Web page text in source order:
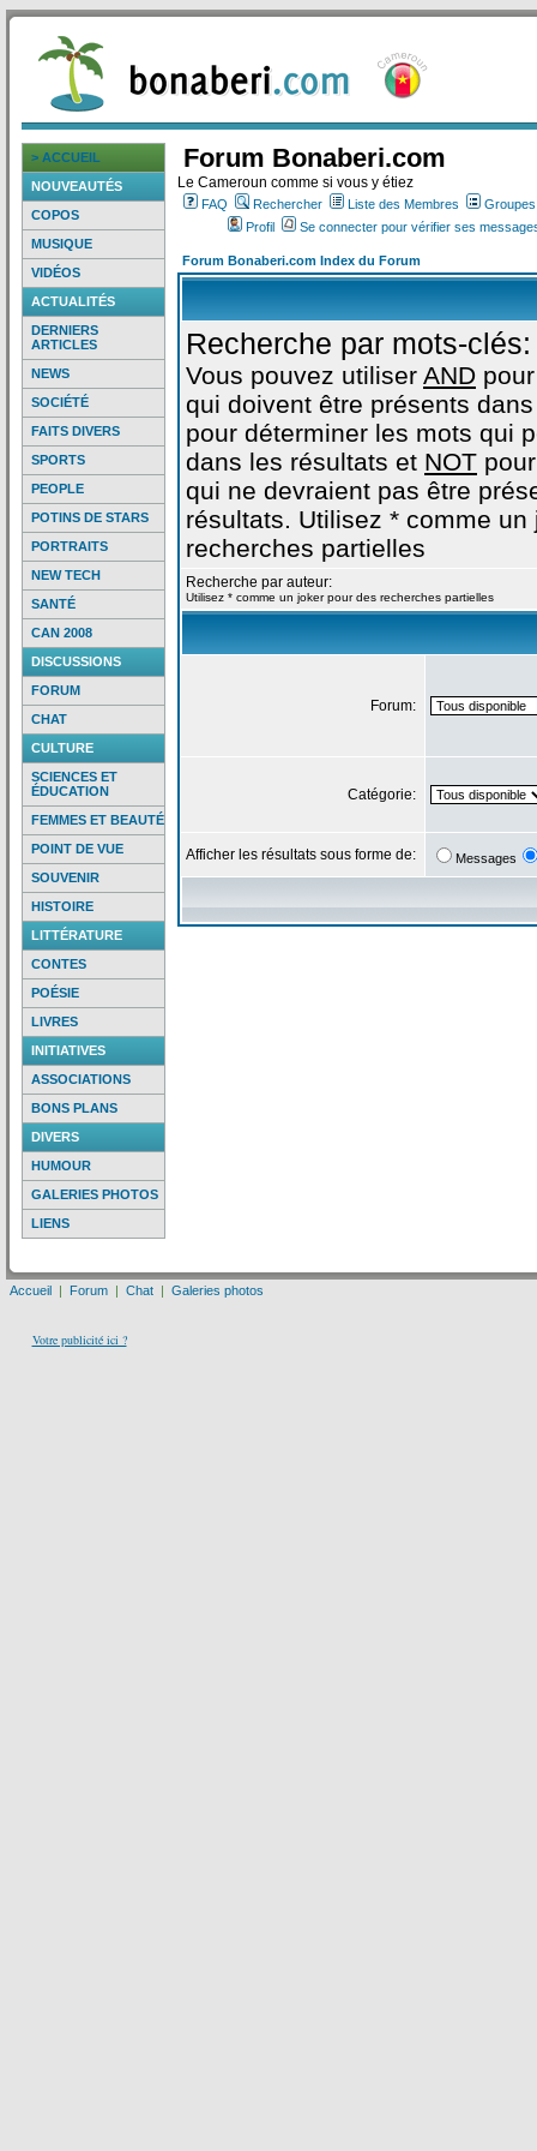
> ACCUEIL
NOUVEAUTÉS
COPOS
MUSIQUE
VIDÉOS
ACTUALITÉS
DERNIERS
ARTICLES
NEWS
SOCIÉTÉ
FAITS DIVERS
SPORTS
PEOPLE
POTINS DE STARS
PORTRAITS
NEW TECH
SANTÉ
CAN 2008
DISCUSSIONS
FORUM
CHAT
CULTURE
SCIENCES ET
ÉDUCATION
FEMMES ET BEAUTÉ
POINT DE VUE
SOUVENIR
HISTOIRE
LITTÉRATURE
CONTES
POÉSIE
LIVRES
INITIATIVES
ASSOCIATIONS
BONS PLANS
DIVERS
HUMOUR
GALERIES PHOTOS
LIENS
Forum Bonaberi.com
Le Cameroun comme si vous y étiez
FAQ Rechercher Liste des Membres
Profil
Se connecter pour vérifier ses
Forum Bonaberi.com Index du Forum
Recherche par mots-clés:
Vous pouvez utiliser AND
qui doivent être présents
pour déterminer les mots qui
dans les résultats et NOT
qui ne devraient pas être
résultats. Utilisez * comme un
recherches partielles
Recherche par auteur:
Utilisez * comme un joker pour des recherches partielles
Forum:
Catégorie:
Afficher les résultats sous forme de: Messages
Accueil | Forum | Chat | Galeries photos
Votre publicité ici ?